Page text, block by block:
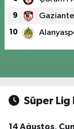
9
10
Süper Lig
14 Ağustos,